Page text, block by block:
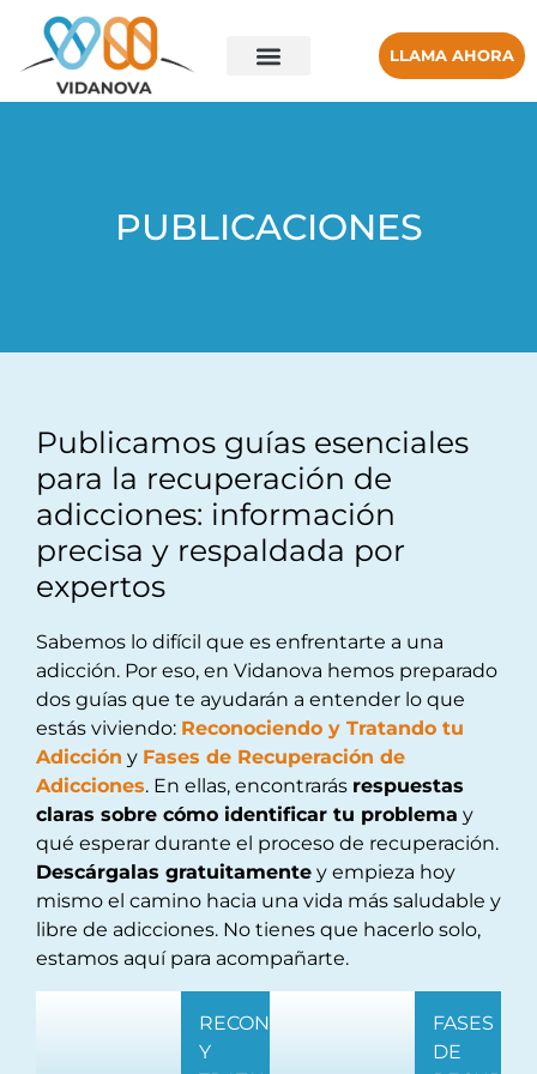
LLAMA AHORA
PUBLICACIONES
Publicamos guías esenciales
para la recuperación de
adicciones: información
precisa y respaldada por
expertos
Sabemos lo difícil que es enfrentarte a una
adicción. Por eso, en Vidanova hemos preparado
dos guías que te ayudarán a entender lo que
estás viviendo: Reconociendo y Tratando tu
Adicción y Fases de Recuperación de
Adicciones. En ellas, encontrarás respuestas
claras sobre cómo identificar tu problema y
qué esperar durante el proceso de recuperación.
Descárgalas gratuitamente y empieza hoy
mismo el camino hacia una vida más saludable y
libre de adicciones. No tienes que hacerlo solo,
estamos aquí para acompañarte.
RECONOCIENDO
Y
FASES
DE